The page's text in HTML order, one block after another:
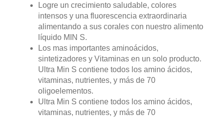
Logre un crecimiento saludable, colores
intensos y una fluorescencia extraordinaria
alimentando a sus corales con nuestro alimento
líquido MIN S.
Los mas importantes aminoácidos,
sintetizadores y Vitaminas en un solo producto.
Ultra Min S contiene todos los amino ácidos,
vitaminas, nutrientes, y más de 70
oligoelementos.
Ultra Min S contiene todos los amino ácidos,
vitaminas, nutrientes, y más de 70